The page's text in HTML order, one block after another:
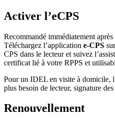
Activer l’eCPS
Recommandé immédiatement
Téléchargez l’application e-CPS
CPS dans le lecteur et suivez
certificat lié à votre RPPS et
Pour un IDEL en visite à domicile,
plus besoin de lecteur, signature
Renouvellement